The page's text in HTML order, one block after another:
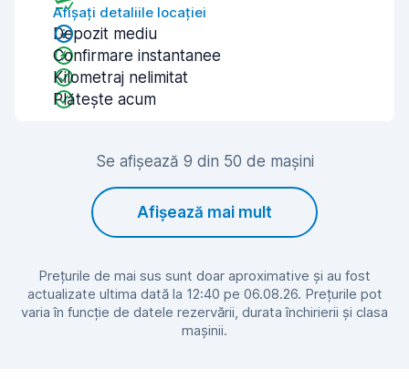
Afișați detaliile locației
Depozit mediu
Confirmare instantanee
Kilometraj nelimitat
Plătește acum
Se afișează 9 din 50 de mașini
Afișează mai mult
Prețurile de mai sus sunt doar aproximative și au fost
actualizate ultima dată la 12:40 pe 06.08.26. Prețurile pot
varia în funcție de datele rezervării, durata închirierii și clasa
mașinii.